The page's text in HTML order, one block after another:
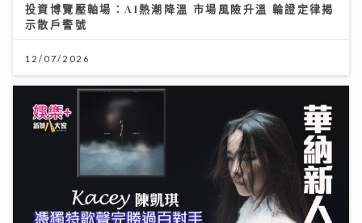
投資博覽壓軸場：AI熱潮降溫 市場風險升溫 輪證定律揭
示散戶警號
12/07/2026